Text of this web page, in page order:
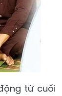
từ cuối